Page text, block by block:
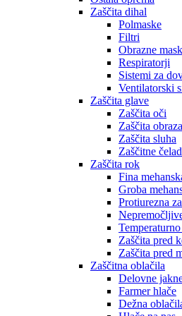
Zaščita dihal
Polmaske
Filtri
Obrazne
Respiratorji
Sistemi za
Ventilatorski
Zaščita glave
Zaščita oči
Zaščita obraza
Zaščita sluha
Zaščitne
Zaščita rok
Fina
Groba
Protiurezna
Zaščita pred
Zaščita pred
Zaščitna oblačila
Delovne
Farmer hlače
Dežna